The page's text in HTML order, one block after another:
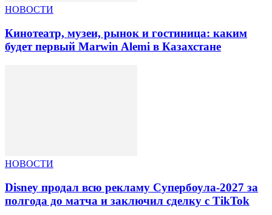
НОВОСТИ
Кинотеатр, музеи, рынок и гостиница: каким
будет первый Marwin Alemi в Казахстане
НОВОСТИ
Disney продал всю рекламу Супербоула-2027 за
полгода до матча и заключил сделку с TikTok